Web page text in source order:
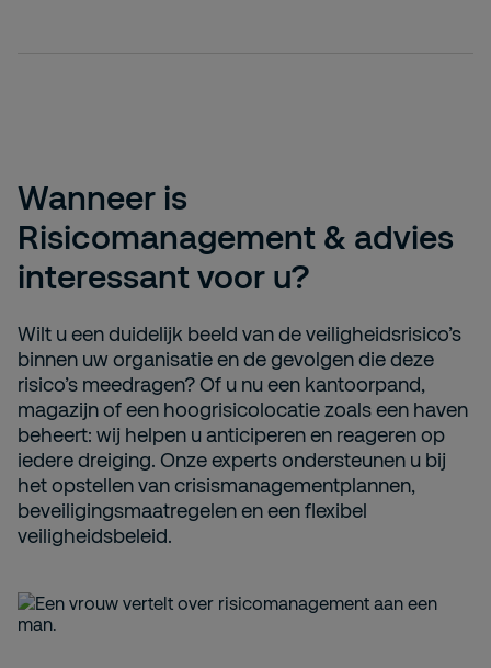
Wanneer is
Risicomanagement & advies
interessant voor u?
Wilt u een duidelijk beeld van de veiligheidsrisico’s
binnen uw organisatie en de gevolgen die deze
risico’s meedragen? Of u nu een kantoorpand,
magazijn of een hoogrisicolocatie zoals een haven
beheert: wij helpen u anticiperen en reageren op
iedere dreiging. Onze experts ondersteunen u bij
het opstellen van crisismanagementplannen,
beveiligingsmaatregelen en een flexibel
veiligheidsbeleid.